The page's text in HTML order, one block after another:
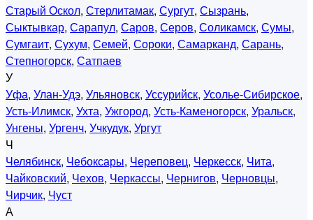
Старый Оскол, Стерлитамак, Сургут, Сызрань,
Сыктывкар, Сарапул, Саров, Серов, Соликамск, Сумы,
Сумгаит, Сухум, Семей, Сороки, Самарканд, Сарань,
Степногорск, Сатпаев
У
Уфа, Улан-Удэ, Ульяновск, Уссурийск, Усолье-Сибирское,
Усть-Илимск, Ухта, Ужгород, Усть-Каменогорск, Уральск,
Унгены, Ургенч, Учкудук, Ургут
Ч
Челябинск, Чебоксары, Череповец, Черкесск, Чита,
Чайковский, Чехов, Черкассы, Чернигов, Черновцы,
Чирчик, Чуст
А